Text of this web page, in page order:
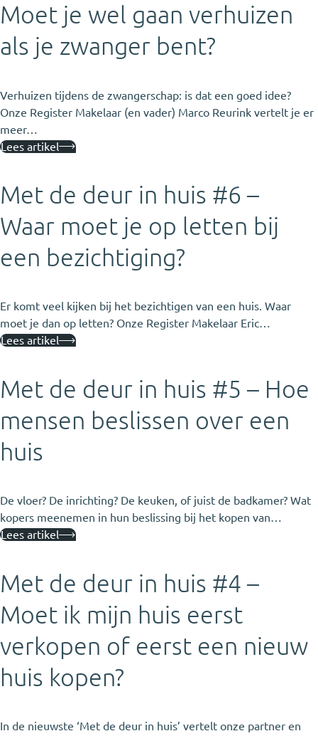
Moet je wel gaan verhuizen
als je zwanger bent?
Verhuizen tijdens de zwangerschap: is dat een goed idee?
Onze Register Makelaar (en vader) Marco Reurink vertelt je er
meer…
Lees artikel
Met de deur in huis #6 –
Waar moet je op letten bij
een bezichtiging?
Er komt veel kijken bij het bezichtigen van een huis. Waar
moet je dan op letten? Onze Register Makelaar Eric…
Lees artikel
Met de deur in huis #5 – Hoe
mensen beslissen over een
huis
De vloer? De inrichting? De keuken, of juist de badkamer? Wat
kopers meenemen in hun beslissing bij het kopen van…
Lees artikel
Met de deur in huis #4 –
Moet ik mijn huis eerst
verkopen of eerst een nieuw
huis kopen?
In de nieuwste ‘Met de deur in huis’ vertelt onze partner en